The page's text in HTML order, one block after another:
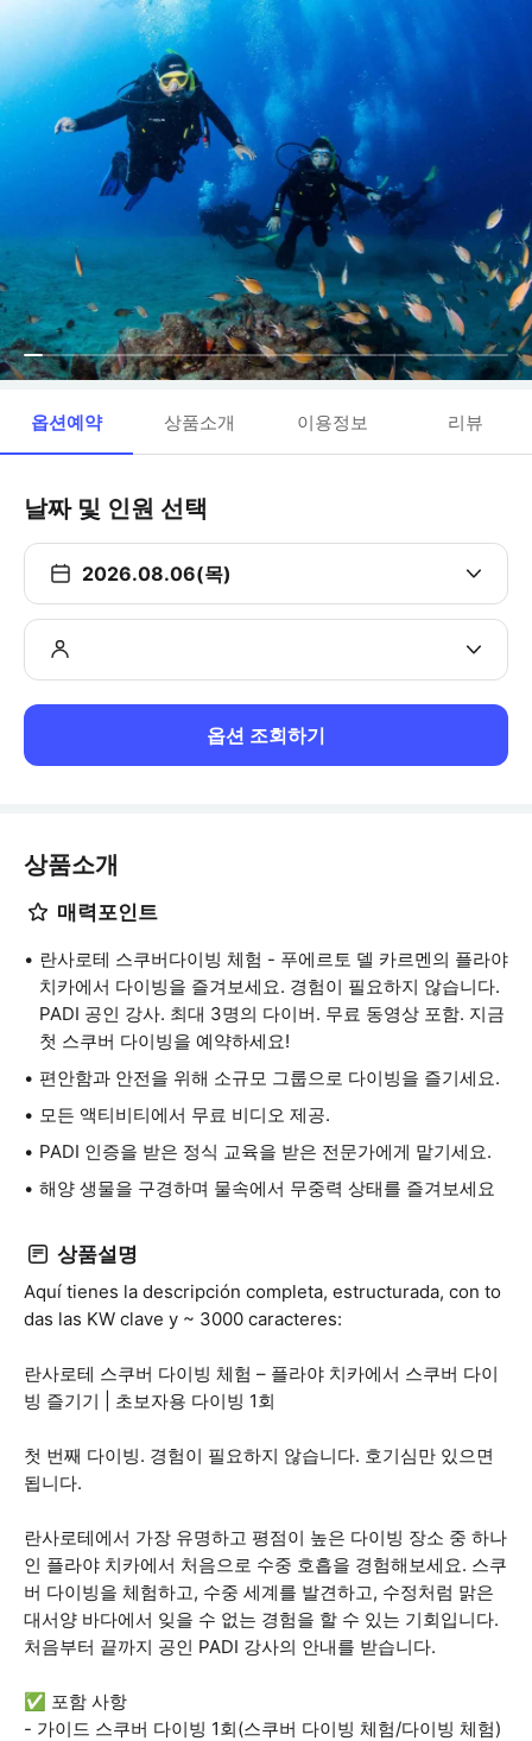
옵션예약 상품소개 이용정보 리뷰
날짜 및 인원 선택
2026.08.06(목)
옵션 조회하기
상품소개
매력포인트
란사로테 스쿠버다이빙 체험 - 푸에르토 델 카르멘의 플라야
치카에서 다이빙을 즐겨보세요. 경험이 필요하지 않습니다.
PADI 공인 강사. 최대 3명의 다이버. 무료 동영상 포함. 지금
첫 스쿠버 다이빙을 예약하세요!
편안함과 안전을 위해 소규모 그룹으로 다이빙을 즐기세요.
모든 액티비티에서 무료 비디오 제공.
PADI 인증을 받은 정식 교육을 받은 전문가에게 맡기세요.
해양 생물을 구경하며 물속에서 무중력 상태를 즐겨보세요
상품설명
Aquí tienes la descripción completa, estructurada, con to
das las KW clave y ~ 3000 caracteres:
란사로테 스쿠버 다이빙 체험 – 플라야 치카에서 스쿠버 다이
빙 즐기기 | 초보자용 다이빙 1회
첫 번째 다이빙. 경험이 필요하지 않습니다. 호기심만 있으면
됩니다.
란사로테에서 가장 유명하고 평점이 높은 다이빙 장소 중 하나
인 플라야 치카에서 처음으로 수중 호흡을 경험해보세요. 스쿠
버 다이빙을 체험하고, 수중 세계를 발견하고, 수정처럼 맑은
대서양 바다에서 잊을 수 없는 경험을 할 수 있는 기회입니다.
처음부터 끝까지 공인 PADI 강사의 안내를 받습니다.
✅ 포함 사항
- 가이드 스쿠버 다이빙 1회(스쿠버 다이빙 체험/다이빙 체험)